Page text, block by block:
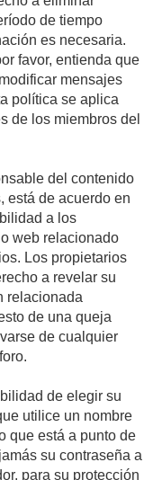
de tiempo
es necesaria.
favor, entienda que
mensajes
política se aplica
de los miembros del
del contenido
está de acuerdo en
a los
web relacionado
Los propietarios
a revelar su
relacionada
de una queja
de cualquier
de elegir su
utilice un nombre
que está a punto de
su contraseña a
para su protección